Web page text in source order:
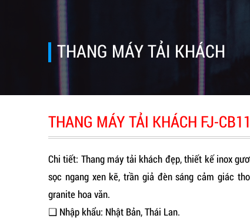
THANG MÁY TẢI KHÁCH
THANG MÁY TẢI KHÁCH FJ-
Chi tiết: Thang máy tải khách đẹp, thiết kế inox
sọc ngang xen kẽ, trần giả đèn sáng cảm giác
granite hoa văn.
❑ Nhập khẩu: Nhật Bản, Thái Lan.